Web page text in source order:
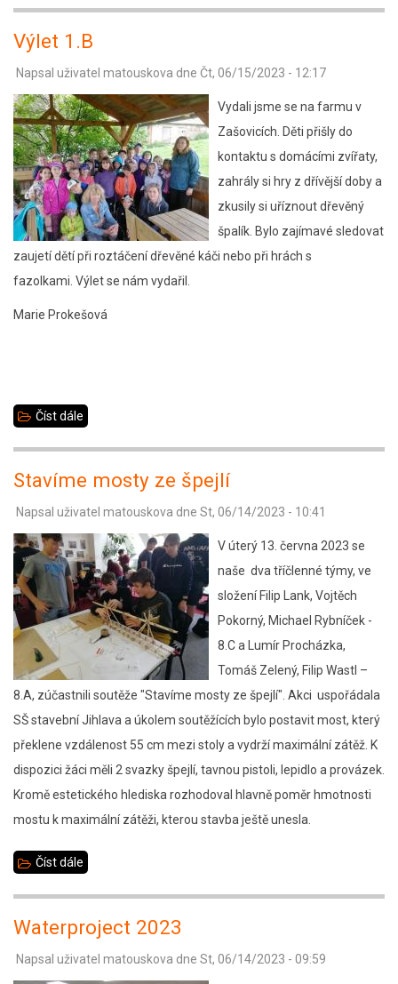
flétny
a
pohybových
her.
Výlet 1.B
Napsal uživatel matouskova dne Čt, 06/15/2023 - 12:17
Vydali jsme se na farmu v
Zašovicích. Děti přišly do
kontaktu s domácími zvířaty,
zahrály si hry z dřívější doby a
zkusily si uříznout dřevěný
špalík. Bylo zajímavé sledovat
zaujetí dětí při roztáčení dřevěné káči nebo při hrách s
fazolkami. Výlet se nám vydařil.
Marie Prokešová
Číst dále
Stavíme mosty ze špejlí
Napsal uživatel matouskova dne St, 06/14/2023 - 10:41
V úterý 13. června 2023 se
naše dva tříčlenné týmy, ve
složení Filip Lank, Vojtěch
Pokorný, Michael Rybníček -
8.C a Lumír Procházka,
Tomáš Zelený, Filip Wastl –
8.A, zúčastnili soutěže "Stavíme mosty ze špejlí". Akci uspořádala
SŠ stavební Jihlava a úkolem soutěžících bylo postavit most, který
překlene vzdálenost 55 cm mezi stoly a vydrží maximální zátěž. K
dispozici žáci měli 2 svazky špejlí, tavnou pistoli, lepidlo a provázek.
Kromě estetického hlediska rozhodoval hlavně poměr hmotnosti
mostu k maximální zátěži, kterou stavba ještě unesla.
Číst dále
ze
špejlí
Waterproject 2023
Napsal uživatel matouskova dne St, 06/14/2023 - 09:59